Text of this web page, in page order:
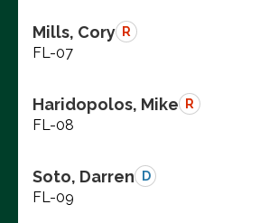
Mills, Cory R
FL-07
Haridopolos, Mike R
FL-08
Soto, Darren D
FL-09